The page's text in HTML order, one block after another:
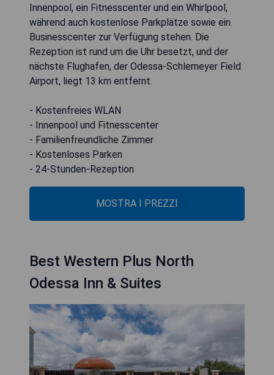
Innenpool, ein Fitnesscenter und ein Whirlpool,
während auch kostenlose Parkplätze sowie ein
Businesscenter zur Verfügung stehen. Die
Rezeption ist rund um die Uhr besetzt, und der
nächste Flughafen, der Odessa-Schlemeyer Field
Airport, liegt 13 km entfernt.
- Kostenfreies WLAN
- Innenpool und Fitnesscenter
- Familienfreundliche Zimmer
- Kostenloses Parken
- 24-Stunden-Rezeption
MOSTRA I PREZZI
Best Western Plus North
Odessa Inn & Suites